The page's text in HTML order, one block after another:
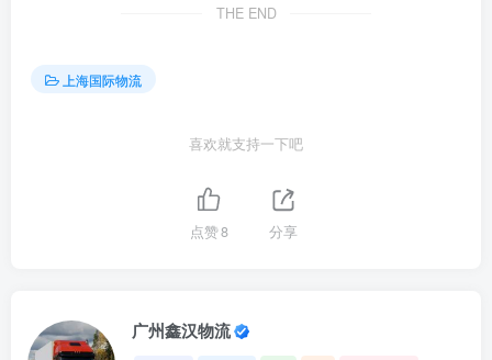
THE END
上海国际物流
喜欢就支持一下吧
点赞8 分享
广州鑫汉物流